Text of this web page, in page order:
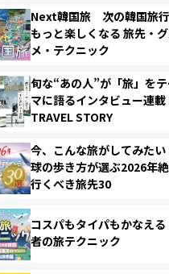
Next韓国旅 次の韓国旅
もっと楽しくなる 旅先・
メ・テクニック
旬な“あの人”が「旅」を
マに語るインタビュー連載
TRAVEL STORY
今、こんな旅がしてみたい
球の歩き方が選ぶ2026年
行くべき旅先30
コスパもタイパもかなえる
者の旅テクニック